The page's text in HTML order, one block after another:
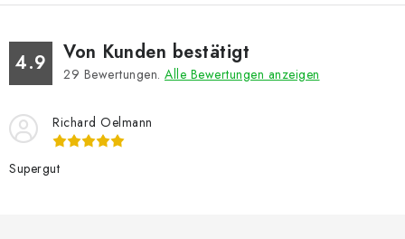
4.9 Von Kunden bestätigt
29 Bewertungen. Alle Bewertungen anzeigen
Richard Oelmann
Supergut